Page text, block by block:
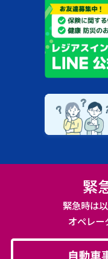
緊
緊急時は
オペレー